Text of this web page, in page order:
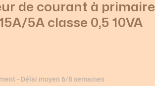
de courant à primaire
5A classe 0,5 10VA
- Délai moyen 6/8 semaines